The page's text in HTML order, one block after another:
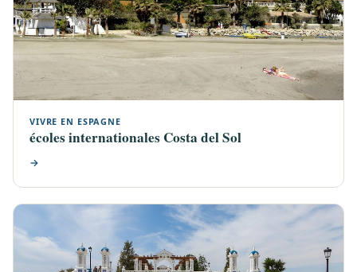
VIVRE EN ESPAGNE
écoles internationales Costa del Sol
→